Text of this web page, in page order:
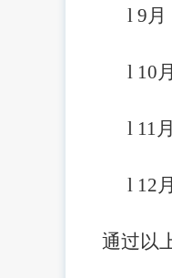
l 9月
l 10
l 11
l 12
通过以